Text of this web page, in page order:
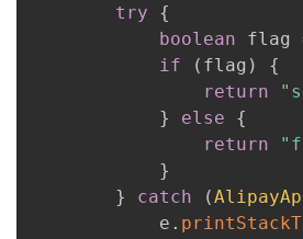
try
{
boolean flag
if
( flag )
{
return
}
else
{
return
}
}
catch (
            e
.